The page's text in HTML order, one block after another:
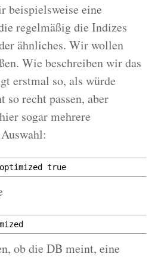
beispielsweise eine
regelmäßig die Indizes
ähnliches. Wir wollen
Wie beschreiben wir das
erstmal so, als würde
so recht passen, aber
sogar mehrere
optimized true
ob die DB meint, eine